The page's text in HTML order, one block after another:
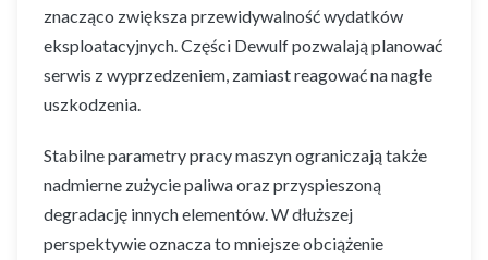
znacząco zwiększa przewidywalność wydatków
eksploatacyjnych. Części Dewulf pozwalają planować
serwis z wyprzedzeniem, zamiast reagować na nagłe
uszkodzenia.
Stabilne parametry pracy maszyn ograniczają także
nadmierne zużycie paliwa oraz przyspieszoną
degradację innych elementów. W dłuższej
perspektywie oznacza to mniejsze obciążenie